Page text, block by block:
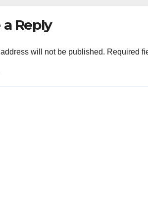
a Reply
will not be published. Required